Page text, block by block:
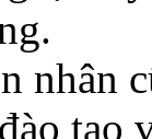
nhân
tạo